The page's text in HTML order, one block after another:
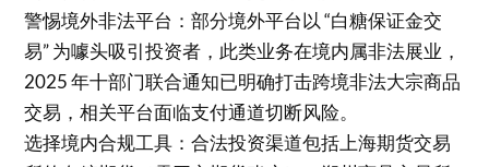
警惕境外非法平台：部分境外平台以 “白糖保证金交
易” 为噱头吸引投资者，此类业务在境内属非法展业，
2025 年十部门联合通知已明确打击跨境非法大宗商品
交易，相关平台面临支付通道切断风险。
选择境内合规工具：合法投资渠道包括上海期货交易